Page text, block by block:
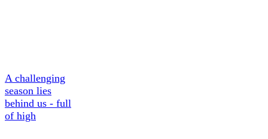
A challenging
season lies
behind us - full
of high